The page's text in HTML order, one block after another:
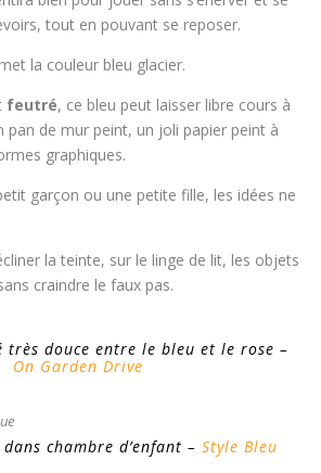
tout en pouvant se reposer.
la couleur bleu glacier.
feutré, ce bleu peut laisser libre cours à
pan de mur peint, un joli papier peint à
graphiques.
garçon ou une petite fille, les idées ne
la teinte, sur le linge de lit, les objets
craindre le faux pas.
très douce entre le bleu et le rose –
On Garden Drive
chambre d’enfant – Style Bleu